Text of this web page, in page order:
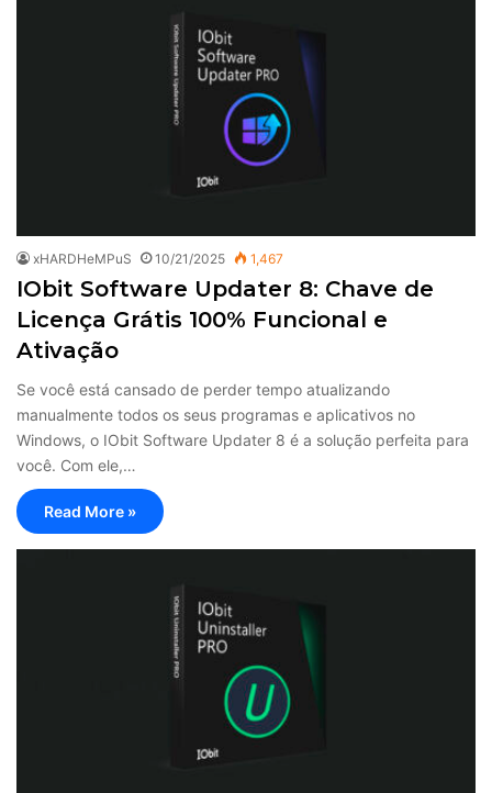
xHARDHeMPuS 10/21/2025 1,467
IObit Software Updater 8: Chave de
Licença Grátis 100% Funcional e
Ativação
Se você está cansado de perder tempo atualizando
manualmente todos os seus programas e aplicativos no
Windows, o IObit Software Updater 8 é a solução perfeita para
você. Com ele,…
Read More »